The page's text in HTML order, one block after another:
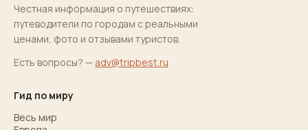
Честная информация о путешествиях:
путеводители по городам с реальными
ценами, фото и отзывами туристов.
Есть вопросы? — adv@tripbest.ru
Гид по миру
Весь мир